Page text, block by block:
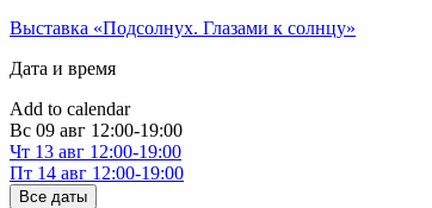
Выставка «Подсолнух. Глазами к солнцу»
Дата и время
Add to calendar
Вс 09 авг 12:00-19:00
Чт 13 авг 12:00-19:00
Пт 14 авг 12:00-19:00
Все даты